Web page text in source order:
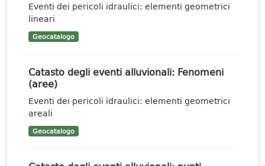
Eventi dei pericoli idraulici: elementi geometrici
lineari
Geocatalogo
Catasto degli eventi alluvionali: Fenomeni
(aree)
Eventi dei pericoli idraulici: elementi geometrici
areali
Geocatalogo